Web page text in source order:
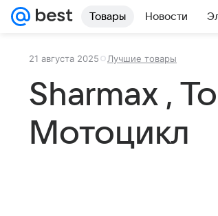
Товары Новости
21 августа 2025 Лучшие товары
Sharmax ,
Мотоцикл